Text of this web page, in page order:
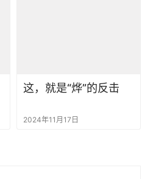
这，就是“烨”的反击
2024年11月17日